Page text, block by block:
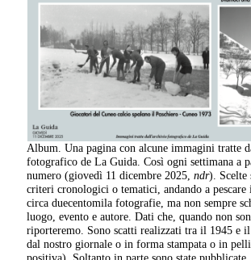
Album. Una pagina con alcune immagini tratte
fotografico de La Guida. Così ogni settimana a
numero (giovedì 11 dicembre 2025, ndr). Scelte
criteri cronologici o tematici, andando a pescare
circa duecentomila fotografie, ma non sempre
luogo, evento e autore. Dati che, quando non
riporteremo. Sono scatti realizzati tra il 1945 e
dal nostro giornale o in forma stampata o in